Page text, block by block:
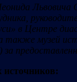
Львовича
в Центре
также музей
за
источников: